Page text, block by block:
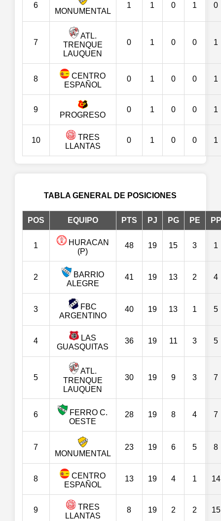
6
MONUMENTAL
1 1 0 1 0
7
ATL.
TRENQUE
LAUQUEN
0 1 0 0 1
8
CENTRO
ESPAÑOL
0 1 0 0 1
9
PROGRESO
0 1 0 0 1
10
TRES
LLANTAS
0 1 0 0 1
TABLA GENERAL DE POSICIONES
POS EQUIPO PTS PJ PG PE PP
1
HURACAN
(P)
48 19 15 3 1
2
BARRIO
ALEGRE
41 19 13 2 4
3
FBC
ARGENTINO
40 19 13 1 5
4
LAS
GUASQUITAS
36 19 11 3 5
5
ATL.
TRENQUE
LAUQUEN
30 19 9 3 7
6
FERRO C.
OESTE
28 19 8 4 7
7
MONUMENTAL
23 19 6 5 8
8
CENTRO
ESPAÑOL
13 19 4 1 14
9
TRES
LLANTAS
8 19 2 2 15